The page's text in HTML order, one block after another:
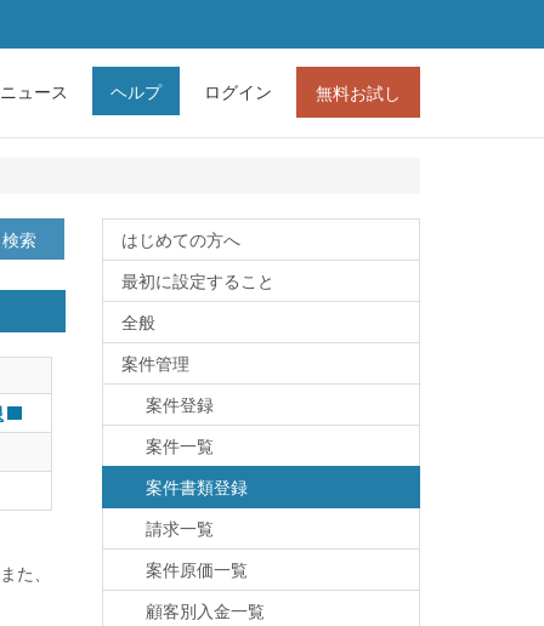
ニュース ヘルプ ログイン 無料お試し
検索
た、
はじめての方へ
最初に設定すること
全般
案件管理
案件登録
案件一覧
案件書類登録
請求一覧
案件原価一覧
顧客別入金一覧